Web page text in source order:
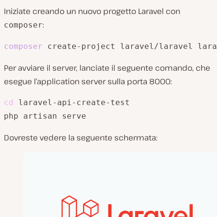
Iniziate creando un nuovo progetto Laravel con
composer:
composer create-project laravel/laravel
Per avviare il server, lanciate il seguente comando, che
esegue l’application server sulla porta 8000:
cd
laravel-api-create-test
php artisan serve
Dovreste vedere la seguente schermata: